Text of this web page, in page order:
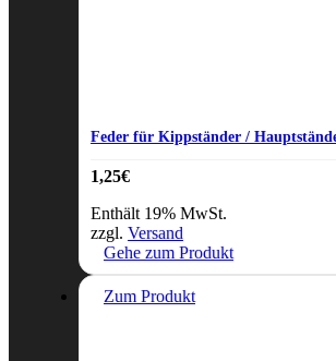
Feder für Kippständer /
1,25€
Enthält 19% MwSt.
zzgl. Versand
Gehe zum Produkt
Zum Produkt